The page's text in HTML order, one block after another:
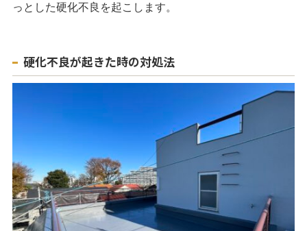
っとした硬化不良を起こします。
硬化不良が起きた時の対処法